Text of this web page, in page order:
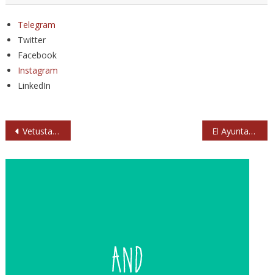
Telegram
Twitter
Facebook
Instagram
LinkedIn
Navegación
Vetusta Morla y Zahara encabezan el Natural Sonora El Ayuntamiento de Sevilla multará al Festival Interestelar por impedir la entrada con comida y bebida